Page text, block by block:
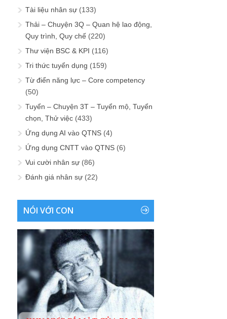
Tài liệu nhân sự (133)
Thải – Chuyện 3Q – Quan hệ lao động,
Quy trình, Quy chế (220)
Thư viện BSC & KPI (116)
Tri thức tuyển dụng (159)
Từ điển năng lực – Core competency
(50)
Tuyển – Chuyện 3T – Tuyển mộ, Tuyển
chọn, Thử việc (433)
Ứng dụng AI vào QTNS (4)
Ứng dụng CNTT vào QTNS (6)
Vui cười nhân sự (86)
Đánh giá nhân sự (22)
NÓI VỚI CON